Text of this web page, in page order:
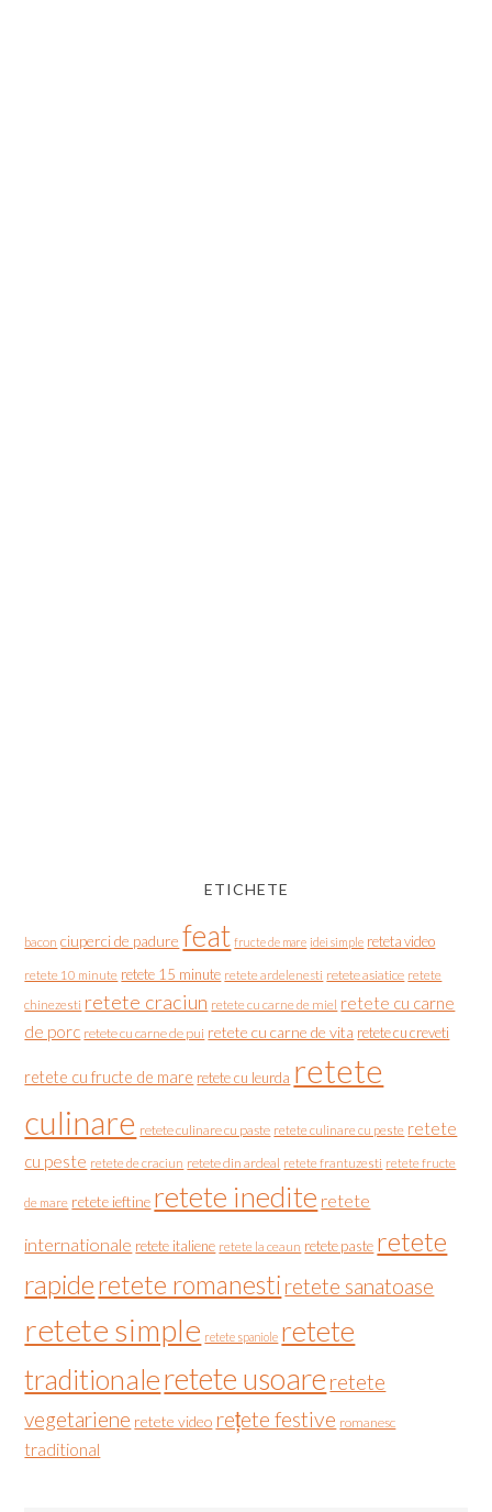
ETICHETE
bacon ciuperci de padure feat fructe de mare idei simple reteta video
retete 10 minute retete 15 minute retete ardelenesti retete asiatice retete
chinezesti retete craciun retete cu carne de miel retete cu carne
de porc retete cu carne de pui retete cu carne de vita retete cu creveti
retete cu fructe de mare retete cu leurda retete
culinare retete culinare cu paste retete culinare cu peste retete
cu peste retete de craciun retete din ardeal retete frantuzesti retete fructe
de mare retete ieftine retete inedite retete
internationale retete italiene retete la ceaun retete paste retete
rapideretete romanesti retete sanatoase
retete simple retete spaniole retete
traditionaleretete usoare retete
vegetariene retete video rețete festive romanesc
traditional